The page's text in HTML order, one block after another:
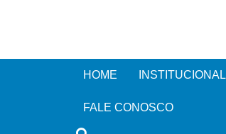
HOME INSTITUCIONAL
FALE CONOSCO